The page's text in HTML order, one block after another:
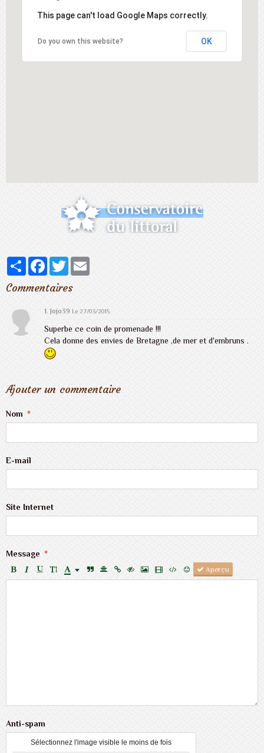
This page can't load Google Maps correctly.
Do you own this website? OK
PartagerFacebook
TwitterEmail
Commentaires
1. Jojo39Le 27/03/2015
Superbe ce coin de promenade !!!
Cela donne des envies de Bretagne ,de mer et d'embruns .
Ajouter un commentaire
Nom
E-mail
Site Internet
Message
Aperçu
Anti-spam
Sélectionnez l'image visible le moins de fois